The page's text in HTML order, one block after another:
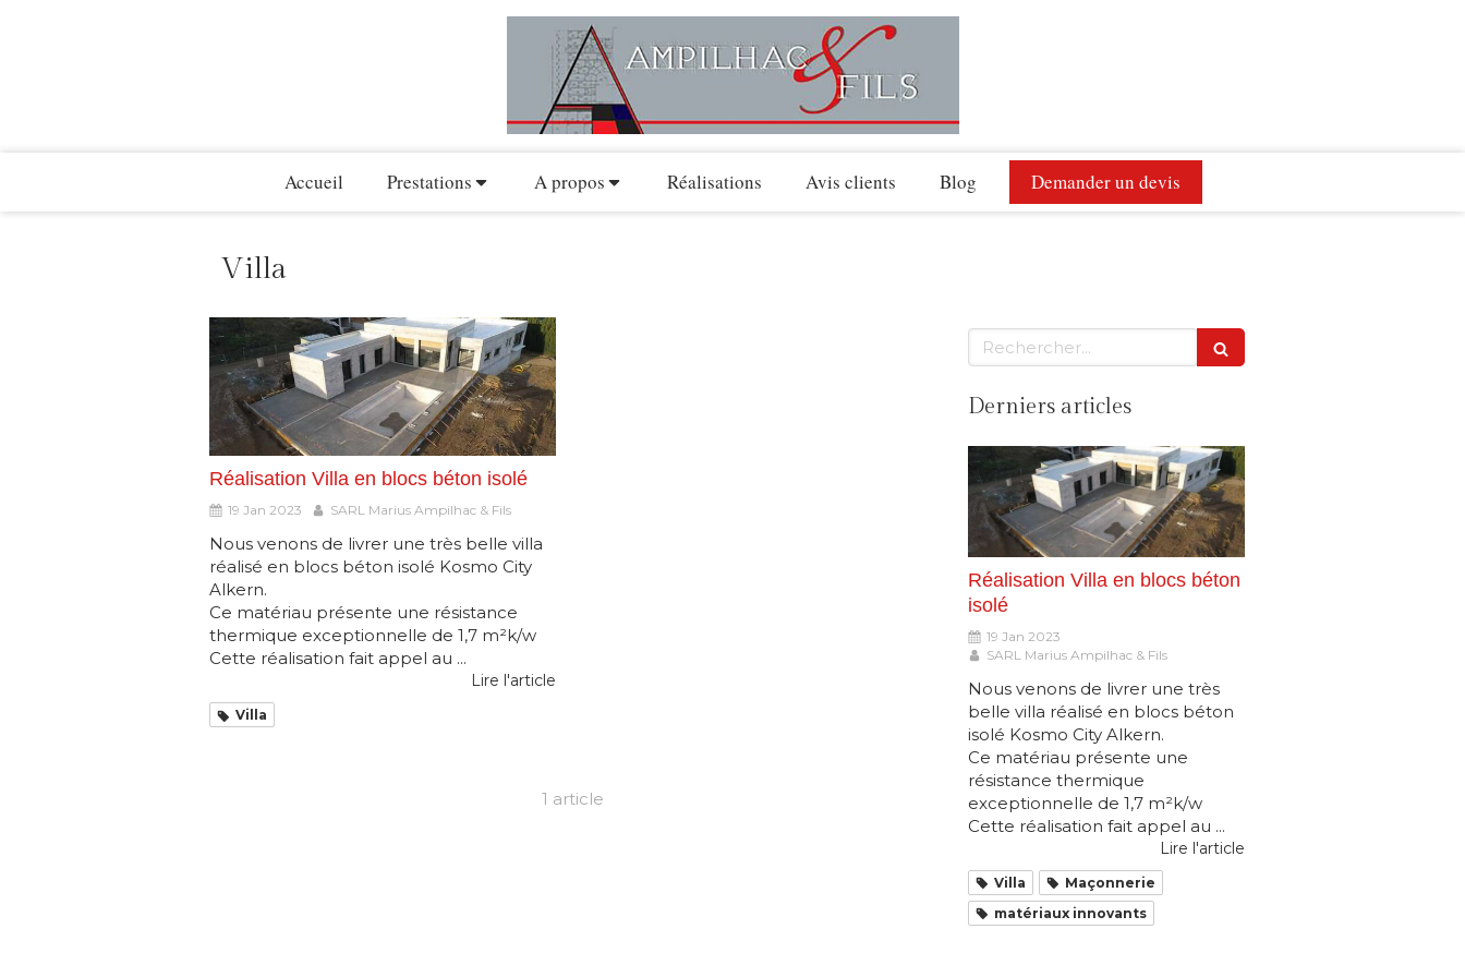
Accueil Prestations A propos Réalisations Avis clients Blog Demander un devis
Villa
Réalisation Villa en blocs béton isolé
19 Jan 2023 SARL Marius Ampilhac & Fils
Nous venons de livrer une très belle villa
réalisé en blocs béton isolé Kosmo City
Alkern.
Ce matériau présente une résistance
thermique exceptionnelle de 1,7 m²k/w
Cette réalisation fait appel au ...
Lire l'article
Villa
1 article
Rechercher
Derniers articles
Réalisation Villa en blocs béton
isolé
19 Jan 2023
SARL Marius Ampilhac & Fils
Nous venons de livrer une très
belle villa réalisé en blocs béton
isolé Kosmo City Alkern.
Ce matériau présente une
résistance thermique
exceptionnelle de 1,7 m²k/w
Cette réalisation fait appel au ...
Lire l'article
Villa
Maçonnerie
matériaux innovants